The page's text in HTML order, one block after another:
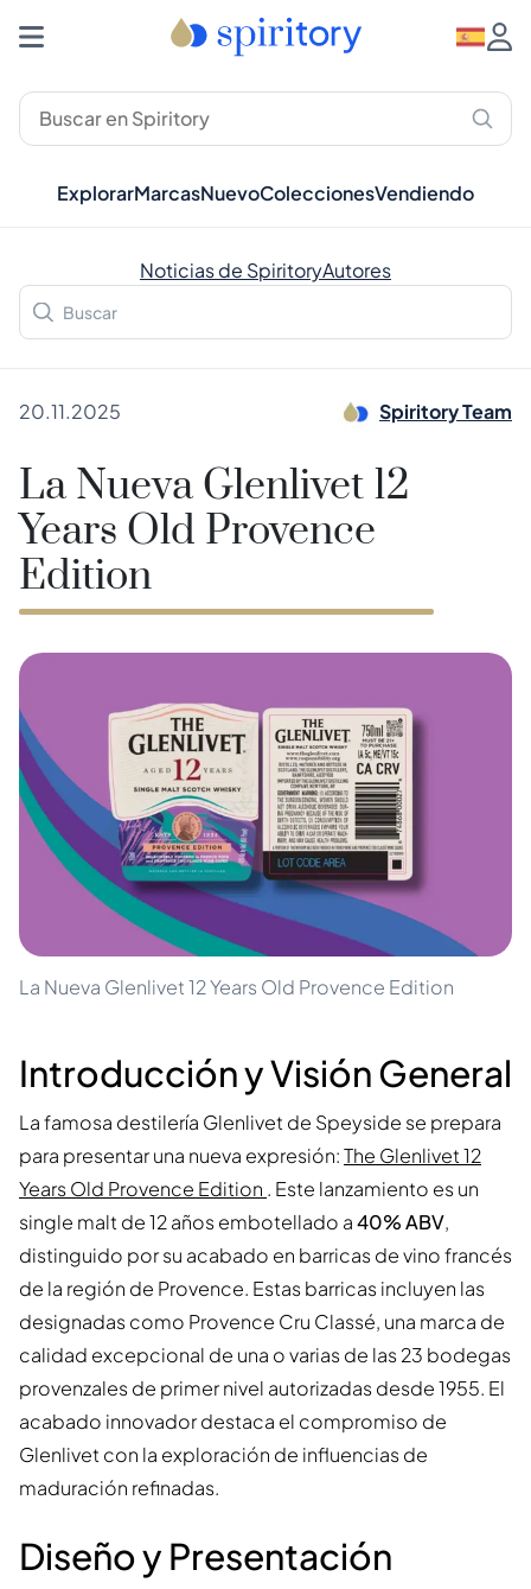
ExplorarMarcasNuevoColeccionesVendiendo
Noticias de SpiritoryAutores
20.11.2025 Spiritory Team
La Nueva Glenlivet 12
Years Old Provence
Edition
La Nueva Glenlivet 12 Years Old Provence Edition
Introducción y Visión General
La famosa destilería Glenlivet de Speyside se prepara
para presentar una nueva expresión:The Glenlivet 12
Years Old Provence Edition . Este lanzamiento es un
single malt de 12 años embotellado a40% ABV,
distinguido por su acabado en barricas de vino francés
de la región de Provence. Estas barricas incluyen las
designadas como Provence Cru Classé, una marca de
calidad excepcional de una o varias de las 23 bodegas
provenzales de primer nivel autorizadas desde 1955. El
acabado innovador destaca el compromiso de
Glenlivet con la exploración de influencias de
maduración refinadas.
Diseño y Presentación